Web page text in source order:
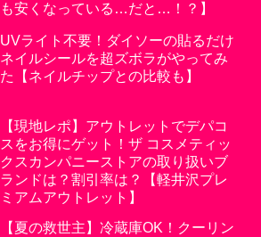
も安くなっている…だと…！？】
UVライト不要！ダイソーの貼るだけ
ネイルシールを超ズボラがやってみ
た【ネイルチップとの比較も】
【現地レポ】アウトレットでデパコ
スをお得にゲット！ザ コスメティッ
クスカンパニーストアの取り扱いブ
ランドは？割引率は？【軽井沢プレ
ミアムアウトレット】
【夏の救世主】冷蔵庫OK！クーリン